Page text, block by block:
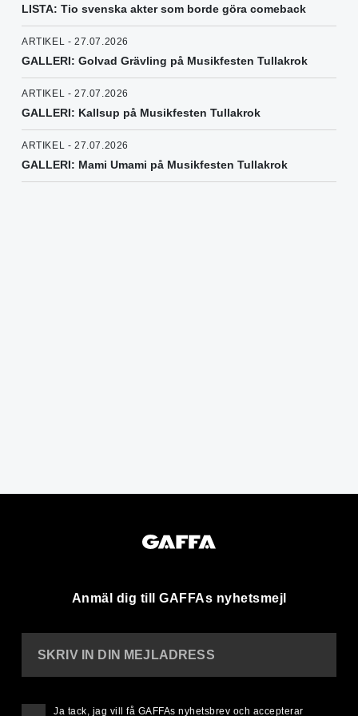
LISTA: Tio svenska akter som borde göra comeback
ARTIKEL - 27.07.2026
GALLERI: Golvad Grävling på Musikfesten Tullakrok
ARTIKEL - 27.07.2026
GALLERI: Kallsup på Musikfesten Tullakrok
ARTIKEL - 27.07.2026
GALLERI: Mami Umami på Musikfesten Tullakrok
Anmäl dig till GAFFAs nyhetsmejl
SKRIV IN DIN MEJLADRESS
Ja tack, jag vill få GAFFAs nyhetsbrev och accepterar